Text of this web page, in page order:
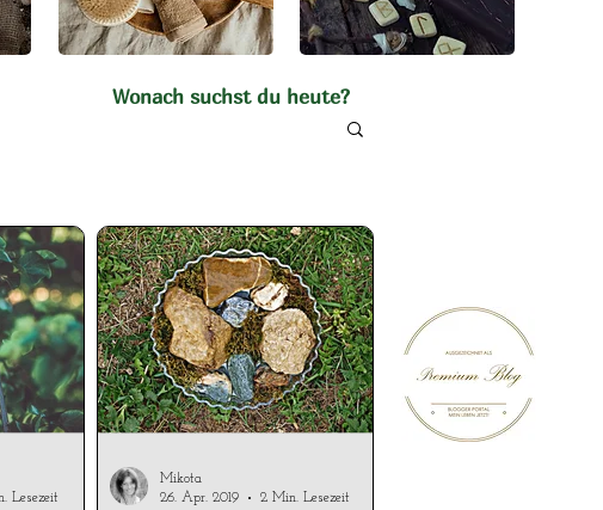
Wonach suchst du heute?
Lesezeit
Mikota
26. Apr. 2019
2 Min. Lesezeit